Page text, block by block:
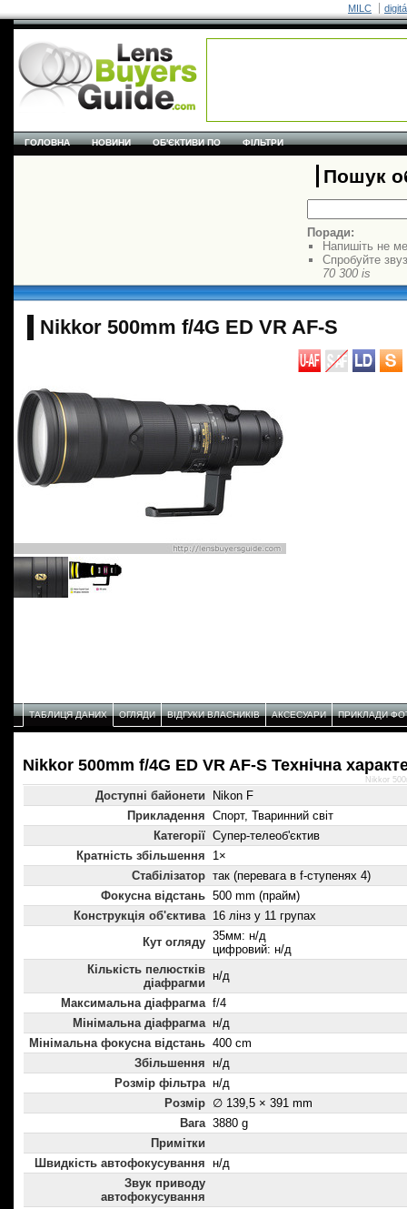
MILC
ГОЛОВНА НОВИНИ ОБ'ЄКТИВИ ПО ФІЛЬТРИ
Пошук
Поради:
Напишіть не
Спробуйте
70 300 is
Nikkor 500mm f/4G ED VR AF-S
ТАБЛИЦЯ ДАНИХ ОГЛЯДИ ВІДГУКИ ВЛАСНИКІВ АКСЕСУАРИ ПРИКЛАДИ
Nikkor 500mm f/4G ED VR AF-S Технічнa
Доступні байонети
Nikon F
Прикладення Спорт, Тваринний світ
Категорії Супер-телеоб'єктив
Кратність збільшення
1×
Стабілізатор так (перевага в f-ступенях 4)
Фокусна відстань 500 mm (прайм)
Конструкція об'єктива 16 лінз у 11 групах
Кут огляду 35мм: н/д
цифровий: н/д
Кількість пелюстків
діафрагми
н/д
Максимальна діафрагма f/4
Мінімальна діафрагма н/д
Мінімальна фокусна відстань 400 cm
Збільшення
н/д
Розмір фільтра н/д
Розмір ∅ 139,5 × 391 mm
Вага 3880 g
Примітки
Швидкість автофокусування н/д
Звук приводу
автофокусування
Nikkor